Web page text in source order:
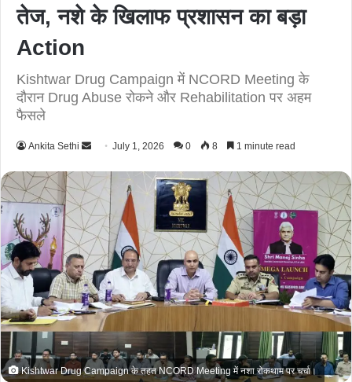
तेज, नशे के खिलाफ प्रशासन का बड़ा
Action
Kishtwar Drug Campaign में NCORD Meeting के
दौरान Drug Abuse रोकने और Rehabilitation पर अहम
फैसले
Ankita Sethi
n
d
a
n
e
m
a
i
l
July 1, 2026 0 8 1 minute read
Kishtwar Drug Campaign के तहत NCORD Meeting में नशा रोकथाम पर चर्चा।